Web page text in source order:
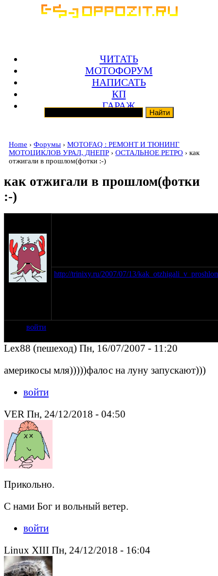
ЧИТАТЬ
МОТОФОРУМ
НАПИСАТЬ
КП
ГАРАЖ
Home › Форумы › MOTOFAQ : РЕМОНТ И ТЮНИНГ
МОТОЦИКЛОВ УРАЛ, ДНЕПР › ОСТАЛЬНОЕ РЕТРО › как
отжигали в прошлом(фотки :-)
как отжигали в прошлом(фотки
:-)
http://trinixy.ru/2007/07/13/
войти
Lex88 (пешеход) Пн, 16/07/2007 - 11:20
америкосы мля)))))фалос на луну запускают)))
войти
VER Пн, 24/12/2018 - 04:50
Прикольно.
С нами Бог и вольный ветер.
войти
Linux XIII Пн, 24/12/2018 - 16:04